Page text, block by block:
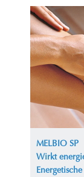
MELBIO SP
Wirkt